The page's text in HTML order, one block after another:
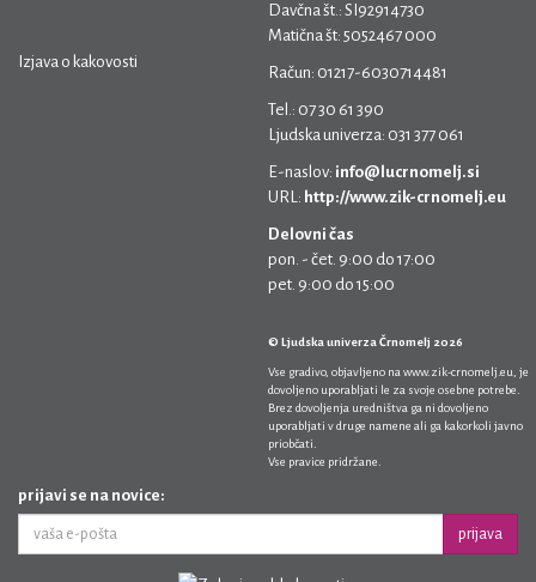
Izjava o kakovosti
Davčna št.: SI92914730
Matična št: 5052467 000
Račun: 01217-6030714481
Tel.: 07 30 61 390
Ljudska univerza: 031 377 061
E-naslov: info@lucrnomelj.si
URL: http://www.zik-crnomelj.eu
Delovni čas
pon. - čet. 9:00 do 17:00
pet. 9:00 do 15:00
© Ljudska univerza Črnomelj 2026
Vse gradivo, objavljeno na www.zik-crnomelj.eu , je
dovoljeno uporabljati le za svoje osebne potrebe.
Brez dovoljenja uredništva ga ni dovoljeno
uporabljati v druge namene ali ga kakorkoli javno
priobčati.
Vse pravice pridržane.
prijavi se na novice:
prijava